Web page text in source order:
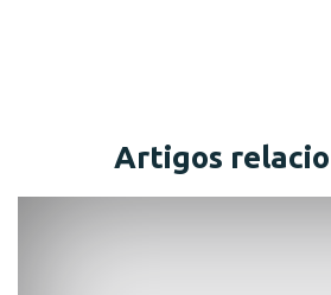
Artigos
Comunicado